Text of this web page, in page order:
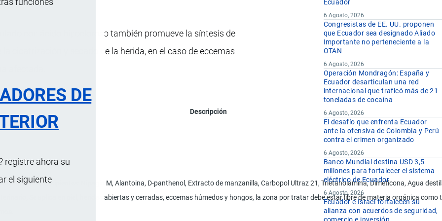
DE
registre ahora su
el siguiente
con ácido hipocloroso también promueve la síntesis de
la cicatrización y secado de la herida, en el caso de eccemas
Descripción
hipocloroso; Excipientes: Nipagin M, Alantoina, D-panthenol, Extracto de manzanilla, Carbopol Ultraz 21, Trietanolamina, Dimeticona, Agua
Se aplica en piel, heridas abiertas y cerradas, eccemas húmedos y hongos, la zona por tratar debe estar libre de materia orgánica como
Ecuador
6 Agosto, 2026
Congresistas de EE. UU. proponen
que Ecuador sea designado Aliado
Importante no perteneciente a la
OTAN
6 Agosto, 2026
Operación Mondragón: España y
Ecuador desarticulan una red
internacional que traficó más de 21
toneladas de cocaína
6 Agosto, 2026
El desafío que enfrenta Ecuador
ante la ofensiva de Colombia y Perú
contra el crimen organizado
6 Agosto, 2026
Banco Mundial destina USD 3,5
millones para fortalecer el sistema
eléctrico de Ecuador
6 Agosto, 2026
Ecuador e Israel fortalecen su
alianza con acuerdos de seguridad,